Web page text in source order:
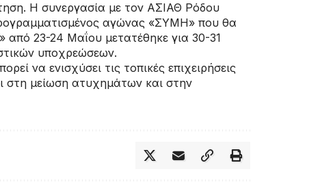
Η συνεργασία με τον ΑΣΙΑΘ Ρόδου
αγώνας «ΣΥΜΗ» που θα
23-24 Μαΐου μετατέθηκε για 30-31
υποχρεώσεων.
να ενισχύσει τις τοπικές επιχειρήσεις
στη μείωση ατυχημάτων και στην